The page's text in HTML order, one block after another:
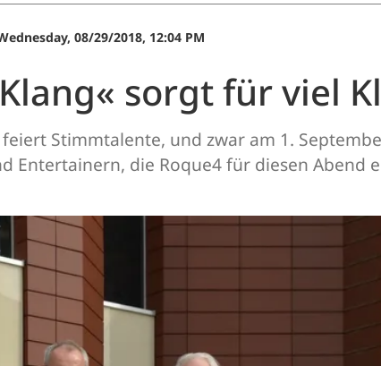
08/29/2018, 12:04 PM
sorgt für viel
Stimmtalente, und zwar am 1.
Entertainern, die Roque4 für diesen Abend